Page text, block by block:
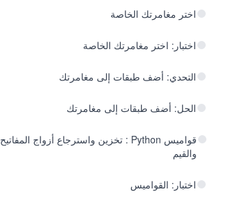
اختر مغامرتك الخاصة
اختبار: اختر مغامرتك الخاصة
التحدي: أضف طبقات إلى مغامرتك
الحل: أضف طبقات إلى مغامرتك
قواميس Python : تخزين واسترجاع أزواج المفاتيح
والقيم
اختبار: القواميس